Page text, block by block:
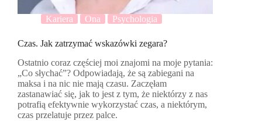
Kariera Ona Psychologia
Czas. Jak zatrzymać wskazówki zegara?
Ostatnio coraz częściej moi znajomi na moje pytania:
„Co słychać”? Odpowiadają, że są zabiegani na
maksa i na nic nie mają czasu. Zaczęłam
zastanawiać się, jak to jest z tym, że niektórzy z nas
potrafią efektywnie wykorzystać czas, a niektórym,
czas przelatuje przez palce.